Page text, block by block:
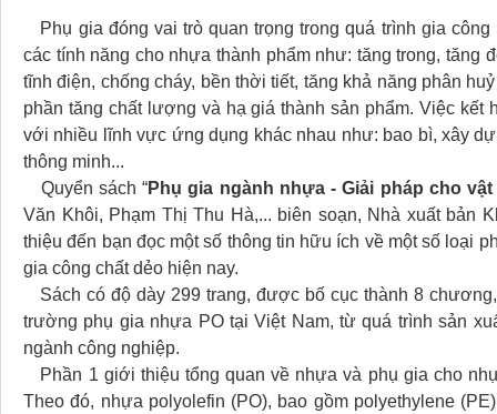
Phụ gia đóng vai trò quan trọng trong quá trình gia
các tính năng cho nhựa thành phẩm như: tăng trong, tăng
tĩnh điện, chống cháy, bền thời tiết, tăng khả năng phân
phần tăng chất lượng và hạ giá thành sản phẩm. Việc
với nhiều lĩnh vực ứng dụng khác nhau như: bao bì, xây
thông minh...
Quyển sách “Phụ gia ngành nhựa - Giải pháp cho
Văn Khôi, Phạm Thị Thu Hà,... biên soạn, Nhà xuất bản
thiệu đến bạn đọc một số thông tin hữu ích về một số loại
gia công chất dẻo hiện nay.
Sách có độ dày 299 trang, được bố cục thành 8
trường phụ gia nhựa PO tại Việt Nam, từ quá trình sản
ngành công nghiệp.
Phần 1 giới thiệu tổng quan về nhựa và phụ gia cho
Theo đó, nhựa polyolefin (PO), bao gồm polyethylene